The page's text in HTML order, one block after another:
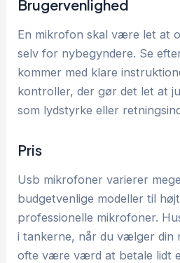
Brugervenlighed
En mikrofon skal være let at
selv for nybegyndere. Se
kommer med klare
kontroller, der gør det let at
som lydstyrke eller
Pris
Usb mikrofoner varierer
budgetvenlige modeller til
professionelle mikrofoner.
i tankerne, når du vælger din
ofte være værd at betale lidt